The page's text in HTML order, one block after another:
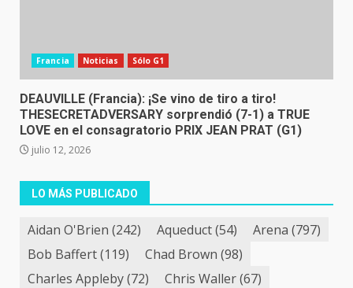
Francia Noticias Sólo G1
DEAUVILLE (Francia): ¡Se vino de tiro a tiro!
THESECRETADVERSARY sorprendió (7-1) a TRUE
LOVE en el consagratorio PRIX JEAN PRAT (G1)
julio 12, 2026
LO MÁS PUBLICADO
Aidan O'Brien (242) Aqueduct(54) Arena (797)
Bob Baffert(119) Chad Brown (98)
Charles Appleby(72) Chris Waller(67)